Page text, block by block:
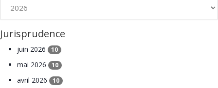
Jurisprudence
juin 2026 10
mai 2026 10
avril 2026 10